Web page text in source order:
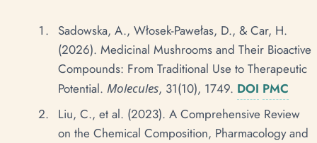
Sadowska, A., Włosek-Pawełas, D., & Car, H.
(2026). Medicinal Mushrooms and Their Bioactive
Compounds: From Traditional Use to Therapeutic
Potential. Molecules, 31(10), 1749. DOI PMC
Liu, C., et al. (2023). A Comprehensive Review
on the Chemical Composition, Pharmacology and